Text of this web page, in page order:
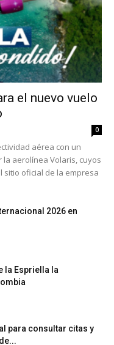
el nuevo vuelo
0
aérea con un
aerolínea Volaris, cuyos
oficial de la empresa
2026 en
la Espriella la
para consultar citas y